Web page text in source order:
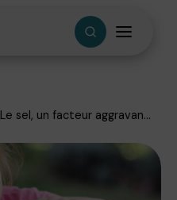
Le sel, un facteur aggravan...